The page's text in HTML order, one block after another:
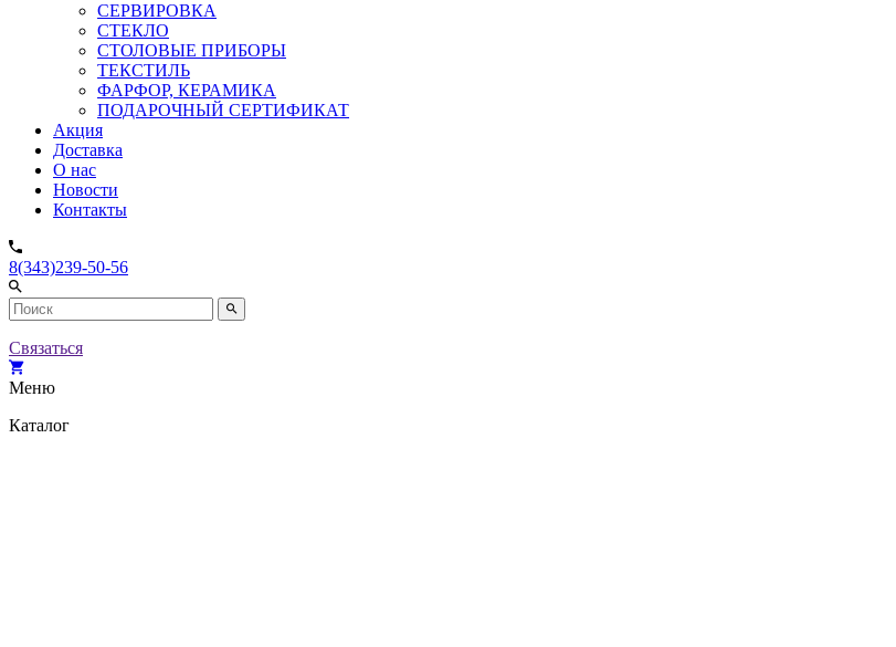
СЕРВИРОВКА
СТЕКЛО
СТОЛОВЫЕ ПРИБОРЫ
ТЕКСТИЛЬ
ФАРФОР, КЕРАМИКА
ПОДАРОЧНЫЙ СЕРТИФИКАТ
Акция
Доставка
О нас
Новости
Контакты
8(343)239-50-56
Связаться
Меню
Каталог